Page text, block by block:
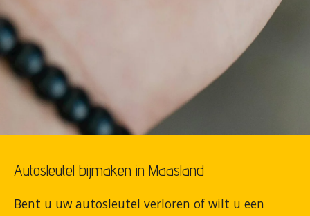
Autosleutel bijmaken in Maasland
Bent u uw autosleutel verloren of wilt u een